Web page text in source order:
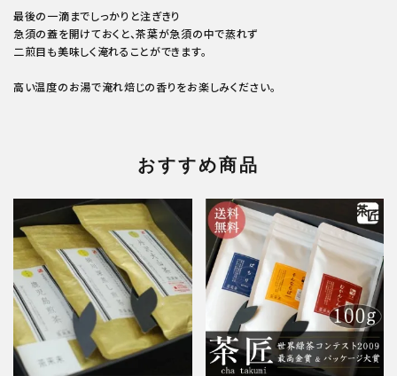
最後の一滴までしっかりと注ぎきり
急須の蓋を開けておくと、茶葉が急須の中で蒸れず
二煎目も美味しく淹れることができます。
高い温度のお湯で淹れ焙じの香りをお楽しみください。
おすすめ商品